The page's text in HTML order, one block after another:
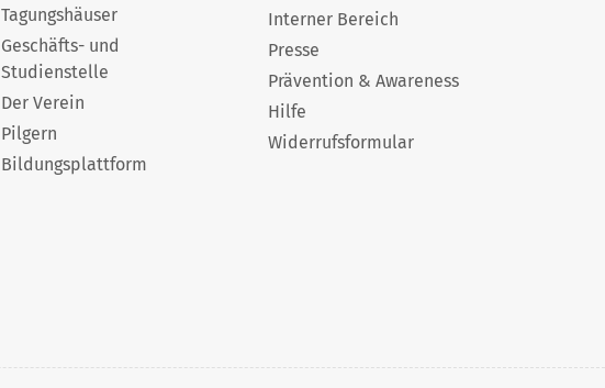
Tagungshäuser
Geschäfts- und
Studienstelle
Der Verein
Pilgern
Bildungsplattform
Interner Bereich
Presse
Prävention & Awareness
Hilfe
Widerrufsformular